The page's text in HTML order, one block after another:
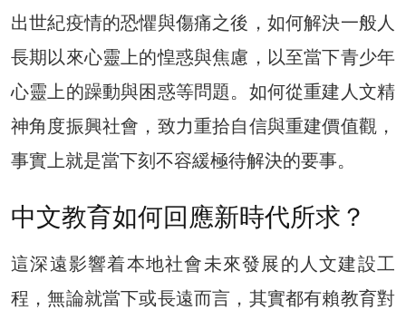
出世紀疫情的恐懼與傷痛之後，如何解決一般人
長期以來心靈上的惶惑與焦慮，以至當下青少年
心靈上的躁動與困惑等問題。如何從重建人文精
神角度振興社會，致力重拾自信與重建價值觀，
事實上就是當下刻不容緩極待解決的要事。
中文教育如何回應新時代所求？
這深遠影響着本地社會未來發展的人文建設工
程，無論就當下或長遠而言，其實都有賴教育對